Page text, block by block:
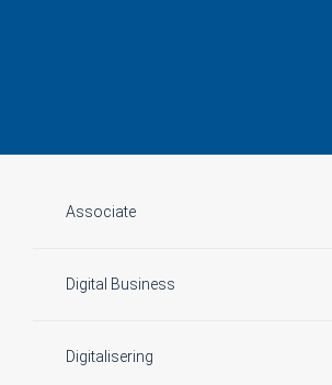
Associate
Digital Business
Digitalisering